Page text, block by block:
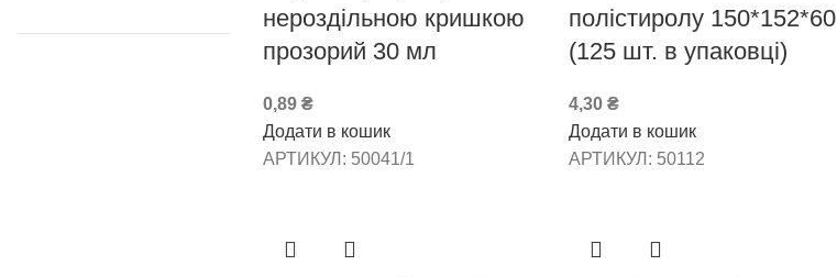
нероздільною кришкою
прозорий 30 мл
0,89 ₴
Додати в кошик
АРТИКУЛ: 50041/1
полістиролу 150*152*60
(125 шт. в упаковці)
4,30 ₴
Додати в кошик
АРТИКУЛ: 50112